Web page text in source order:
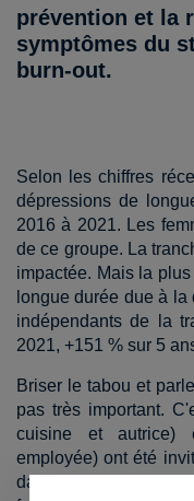
prévention et la
symptômes du
burn-out.
Selon les chiffres
dépressions de
2016 à 2021. Les
de ce groupe. La
impactée. Mais la
longue durée due à
indépendants de la
2021, +151 % sur 5
Briser le tabou et
pas très important.
cuisine et autrice)
employée) ont été
dans le cadre de